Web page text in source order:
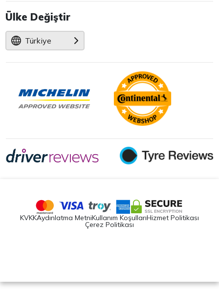
Ülke Değiştir
Türkiye
KVKKAydınlatma MetniKullanım KoşullarıHizmet Politikası
Çerez Politikası